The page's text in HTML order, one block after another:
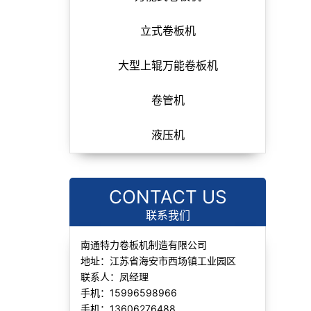
立式卷板机
大型上辊万能卷板机
卷管机
液压机
CONTACT US
联系我们
南通特力卷板机制造有限公司
地址：江苏省海安市西场镇工业园区
联系人：凤经理
手机：15996598966
手机：13606276488